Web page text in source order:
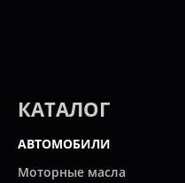
КАТАЛОГ
АВТОМОБИЛИ
Моторные масла